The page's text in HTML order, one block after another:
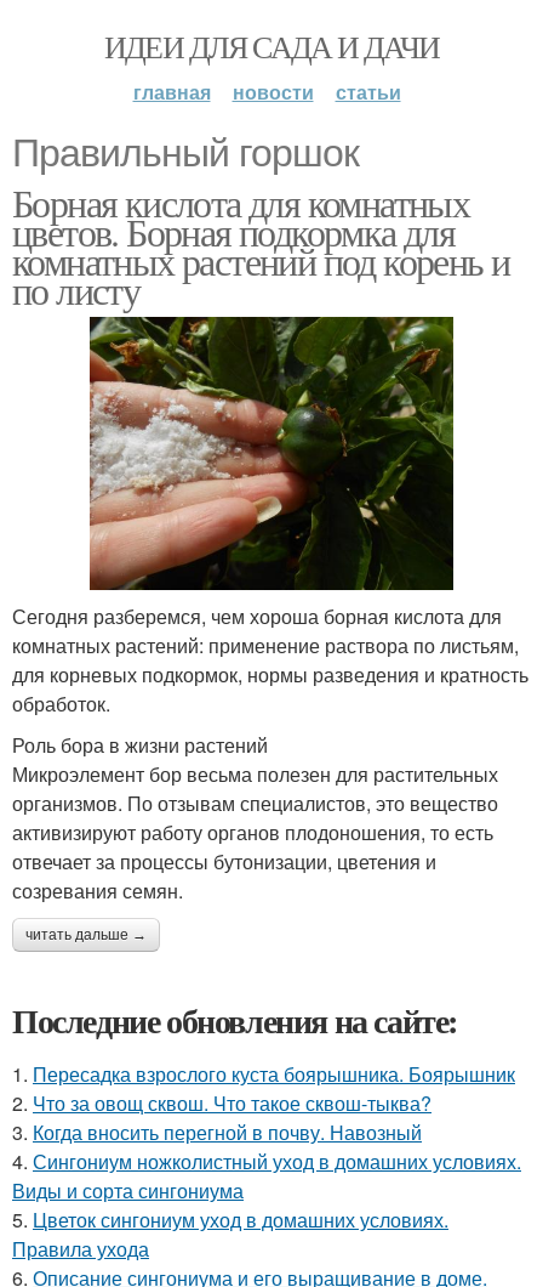
ИДЕИ ДЛЯ САДА И ДАЧИ
главная новости статьи
Правильный горшок
Борная кислота для комнатных
цветов. Борная подкормка для
комнатных растений под корень и
по листу
Сегодня разберемся, чем хороша борная кислота для
комнатных растений: применение раствора по листьям,
для корневых подкормок, нормы разведения и кратность
обработок.
Роль бора в жизни растений
Микроэлемент бор весьма полезен для растительных
организмов. По отзывам специалистов, это вещество
активизируют работу органов плодоношения, то есть
отвечает за процессы бутонизации, цветения и
созревания семян.
читать дальше →
Последние обновления на сайте:
1. Пересадка взрослого куста боярышника. Боярышник
2. Что за овощ сквош. Что такое сквош-тыква?
3. Когда вносить перегной в почву. Навозный
4. Сингониум ножколистный уход в домашних условиях.
Виды и сорта сингониума
5. Цветок сингониум уход в домашних условиях.
Правила ухода
6. Описание сингониума и его выращивание в доме.